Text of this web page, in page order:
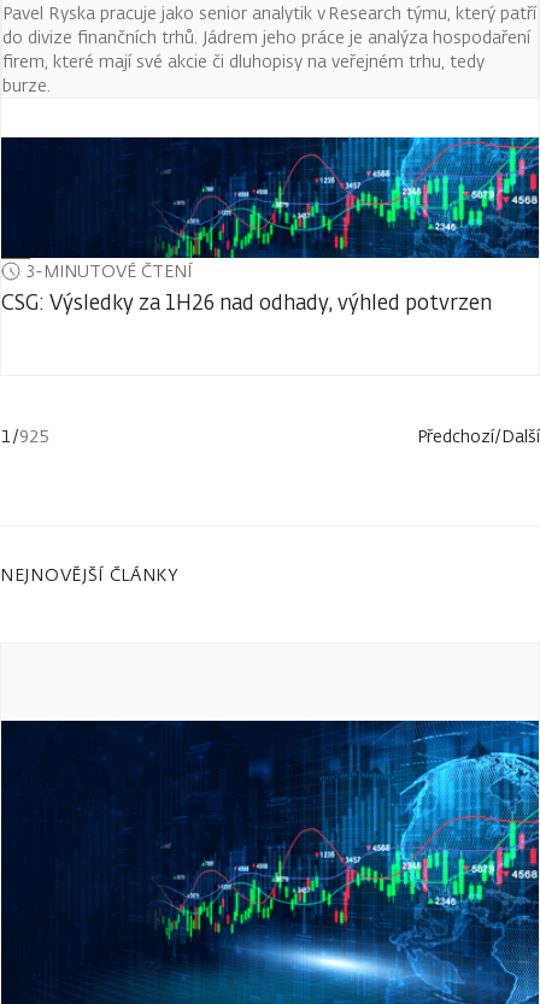
Pavel Ryska pracuje jako senior analytik v Research týmu, který patří
do divize finančních trhů. Jádrem jeho práce je analýza hospodaření
firem, které mají své akcie či dluhopisy na veřejném trhu, tedy
burze.
3-MINUTOVÉ ČTENÍ
CSG: Výsledky za 1H26 nad odhady, výhled potvrzen
1/925 Předchozí/Další
NEJNOVĚJŠÍ ČLÁNKY